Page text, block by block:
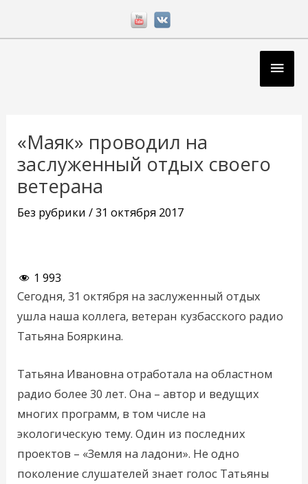
«Маяк» проводил на
заслуженный отдых своего
ветерана
Без рубрики /31 октября 2017
1 993
Сегодня, 31 октября на заслуженный отдых
ушла наша коллега, ветеран кузбасского радио
Татьяна Бояркина.
Татьяна Ивановна отработала на областном
радио более 30 лет. Она – автор и ведущих
многих программ, в том числе на
экологическую тему. Один из последних
проектов – «Земля на ладони». Не одно
поколение слушателей знает голос Татьяны
записям